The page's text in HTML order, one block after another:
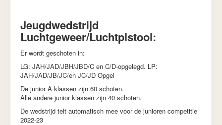
Jeugdwedstrijd
Luchtgeweer/Luchtpistool:
Er wordt geschoten in:
LG: JAH/JAD/JBH/JBD/C en C/D-opgelegd. LP:
JAH/JAD/JB/JC/en JC/JD Opgel
De junior A klassen zijn 60 schoten.
Alle andere junior klassen zijn 40 schoten.
De wedstrijd telt automatisch mee voor de junioren competitie
2022-23